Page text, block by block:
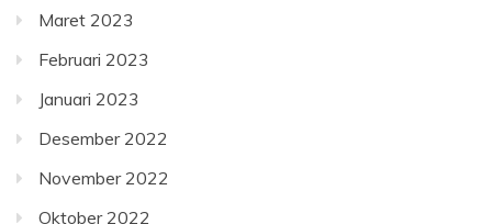
Maret 2023
Februari 2023
Januari 2023
Desember 2022
November 2022
Oktober 2022